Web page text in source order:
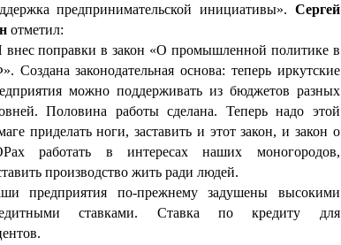
предпринимательской инициативы». Сергей
отметил:
внес поправки в закон «О промышленной политике в
Создана законодательная основа: теперь иркутские
можно поддерживать из бюджетов разных
Половина работы сделана. Теперь надо этой
приделать ноги, заставить и этот закон, и закон о
работать в интересах наших моногородов,
производство жить ради людей.
предприятия по-прежнему задушены высокими
ставками. Ставка по кредиту для